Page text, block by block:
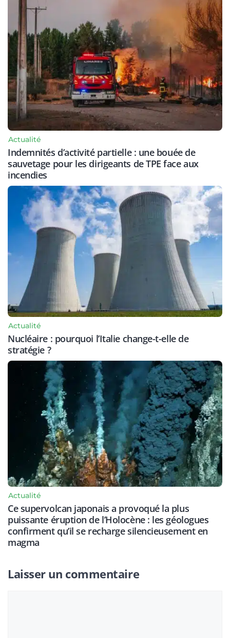
Actualité
Indemnités d’activité partielle : une bouée de
sauvetage pour les dirigeants de TPE face aux
incendies
Actualité
Nucléaire : pourquoi l’Italie change-t-elle de
stratégie ?
Actualité
Ce supervolcan japonais a provoqué la plus
puissante éruption de l’Holocène : les géologues
confirment qu’il se recharge silencieusement en
magma
Laisser un commentaire